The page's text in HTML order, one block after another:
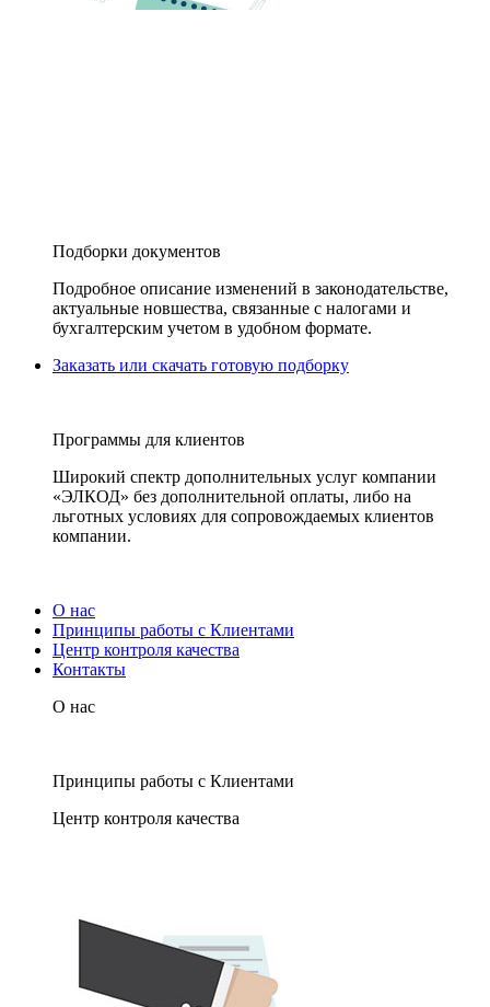
Подборки документов
Подробное описание изменений в законодательстве,
актуальные новшества, связанные с налогами и
бухгалтерским учетом в удобном формате.
Заказать или скачать готовую подборку
Программы для клиентов
Широкий спектр дополнительных услуг компании
«ЭЛКОД» без дополнительной оплаты, либо на
льготных условиях для сопровождаемых клиентов
компании.
О нас
Принципы работы с Клиентами
Центр контроля качества
Контакты
О нас
Принципы работы с Клиентами
Центр контроля качества